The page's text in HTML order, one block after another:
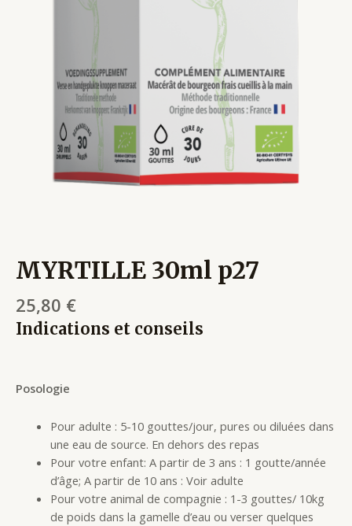
MYRTILLE 30ml p27
25,80 €
Indications et conseils
Posologie
Pour adulte : 5-10 gouttes/jour, pures ou diluées dans
une eau de source. En dehors des repas
Pour votre enfant: A partir de 3 ans : 1 goutte/année
d’âge; A partir de 10 ans : Voir adulte
Pour votre animal de compagnie : 1-3 gouttes/ 10kg
de poids dans la gamelle d’eau ou verser quelques